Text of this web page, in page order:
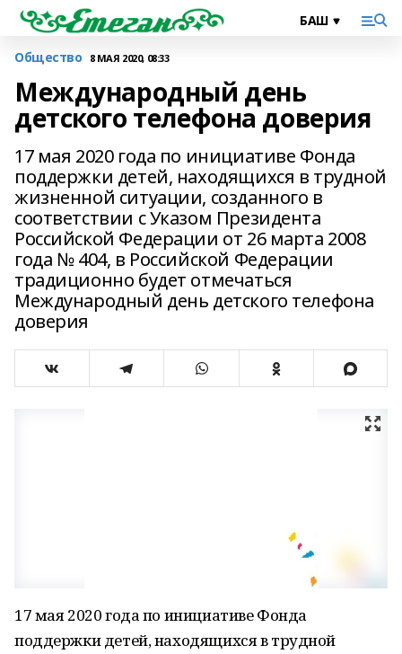
Общество 8 МАЯ 2020, 08:33
Международный день
детского телефона доверия
17 мая 2020 года по инициативе Фонда
поддержки детей, находящихся в трудной
жизненной ситуации, созданного в
соответствии с Указом Президента
Российской Федерации от 26 марта 2008
года № 404, в Российской Федерации
традиционно будет отмечаться
Международный день детского телефона
доверия
17 мая 2020 года по инициативе Фонда
поддержки детей, находящихся в трудной